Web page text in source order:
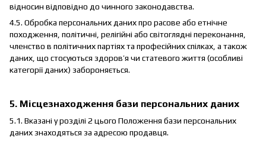
відносин відповідно до чинного законодавства.
4.5. Обробка персональних даних про расове або етнічне
походження, політичні, релігійні або світоглядні переконання,
членство в політичних партіях та професійних спілках, а також
даних, що стосуються здоров’я чи статевого життя (особливі
категорії даних) забороняється.
5. Місцезнаходження бази персональних даних
5.1. Вказані у розділі 2 цього Положення бази персональних
даних знаходяться за адресою продавця.